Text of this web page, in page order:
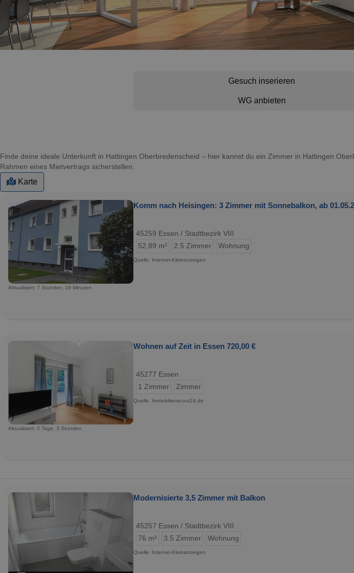
Gesuch inserieren
WG anbieten
Finde deine ideale Unterkunft in Hattingen Oberbredenscheid – hier kannst du ein Zimmer in Hattingen
Rahmen eines Mietvertrags sicherstellen.
Karte
Komm nach Heisingen: 3 Zimmer mit Sonnebalkon, ab
45259 Essen / Stadtbezirk VIII
52,89 m²
2.5 Zimmer Wohnung
Quelle: Internet-Kleinanzeigen
Aktualisiert: 7 Stunden, 16 Minuten
Wohnen auf Zeit in Essen 720,00 €
45277 Essen
1 Zimmer
Zimmer
Quelle: Immobilienscout24.de
Aktualisiert: 2 Tage, 3 Stunden
Modernisierte 3,5 Zimmer mit Balkon
45257 Essen / Stadtbezirk VIII
76 m²
3.5 Zimmer Wohnung
Quelle: Internet-Kleinanzeigen